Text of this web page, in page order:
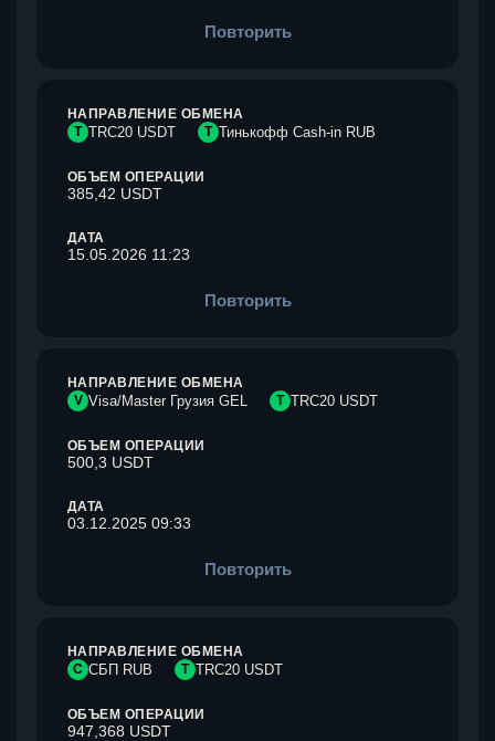
Повторить
НАПРАВЛЕНИЕ ОБМЕНА
T TRC20 USDT Т Тинькофф Cash-in RUB
ОБЪЕМ ОПЕРАЦИИ
385,42 USDT
ДАТА
15.05.2026 11:23
Повторить
НАПРАВЛЕНИЕ ОБМЕНА
V Visa/Master Грузия GEL T TRC20 USDT
ОБЪЕМ ОПЕРАЦИИ
500,3 USDT
ДАТА
03.12.2025 09:33
Повторить
НАПРАВЛЕНИЕ ОБМЕНА
С СБП RUB T TRC20 USDT
ОБЪЕМ ОПЕРАЦИИ
947,368 USDT